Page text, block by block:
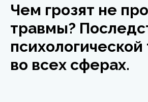
Чем грозят не
травмы?
во всех сферах.